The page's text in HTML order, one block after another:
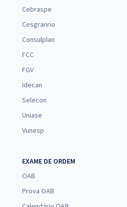
Cebraspe
Cesgranrio
Consulplan
FCC
FGV
Idecan
Selecon
Uniase
Vunesp
EXAME DE ORDEM
OAB
Prova OAB